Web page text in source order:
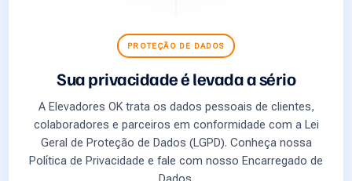
PROTEÇÃO DE DADOS
Sua privacidade é levada a sério
A Elevadores OK trata os dados pessoais de clientes,
colaboradores e parceiros em conformidade com a Lei
Geral de Proteção de Dados (LGPD). Conheça nossa
Política de Privacidade e fale com nosso Encarregado de